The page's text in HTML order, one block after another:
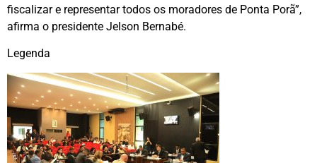
fiscalizar e representar todos os moradores de Ponta Porã”,
afirma o presidente Jelson Bernabé.
Legenda